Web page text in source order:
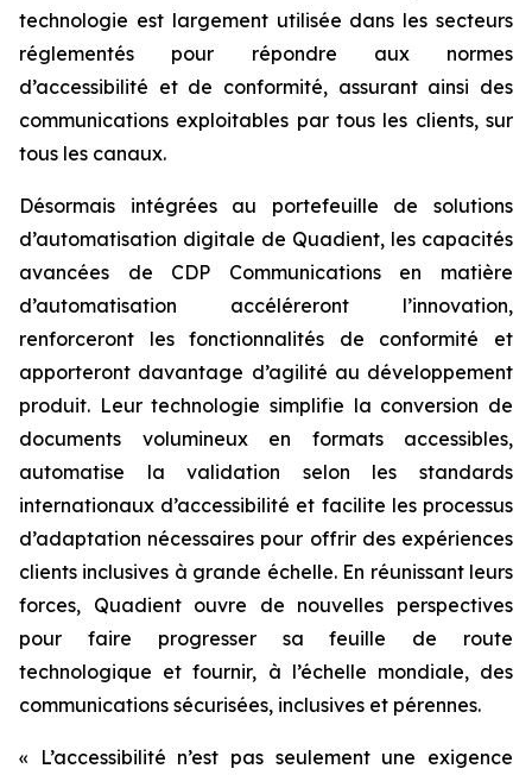
technologie est largement utilisée dans les secteurs
réglementés pour répondre aux normes
d’accessibilité et de conformité, assurant ainsi des
communications exploitables par tous les clients, sur
tous les canaux.
Désormais intégrées au portefeuille de solutions
d’automatisation digitale de Quadient, les capacités
avancées de CDP Communications en matière
d’automatisation accéléreront l’innovation,
renforceront les fonctionnalités de conformité et
apporteront davantage d’agilité au développement
produit. Leur technologie simplifie la conversion de
documents volumineux en formats accessibles,
automatise la validation selon les standards
internationaux d’accessibilité et facilite les processus
d’adaptation nécessaires pour offrir des expériences
clients inclusives à grande échelle. En réunissant leurs
forces, Quadient ouvre de nouvelles perspectives
pour faire progresser sa feuille de route
technologique et fournir, à l’échelle mondiale, des
communications sécurisées, inclusives et pérennes.
« L’accessibilité n’est pas seulement une exigence